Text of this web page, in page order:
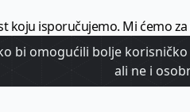
koju isporučujemo. Mi ćemo
HrTurizam - vaš izvor
bi omogućili bolje
ali ne i